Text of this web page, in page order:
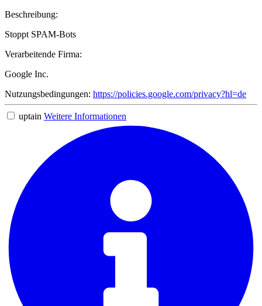
Beschreibung:
Stoppt SPAM-Bots
Verarbeitende Firma:
Google Inc.
Nutzungsbedingungen: https://policies.google.com/privacy?hl=de
uptain Weitere Informationen